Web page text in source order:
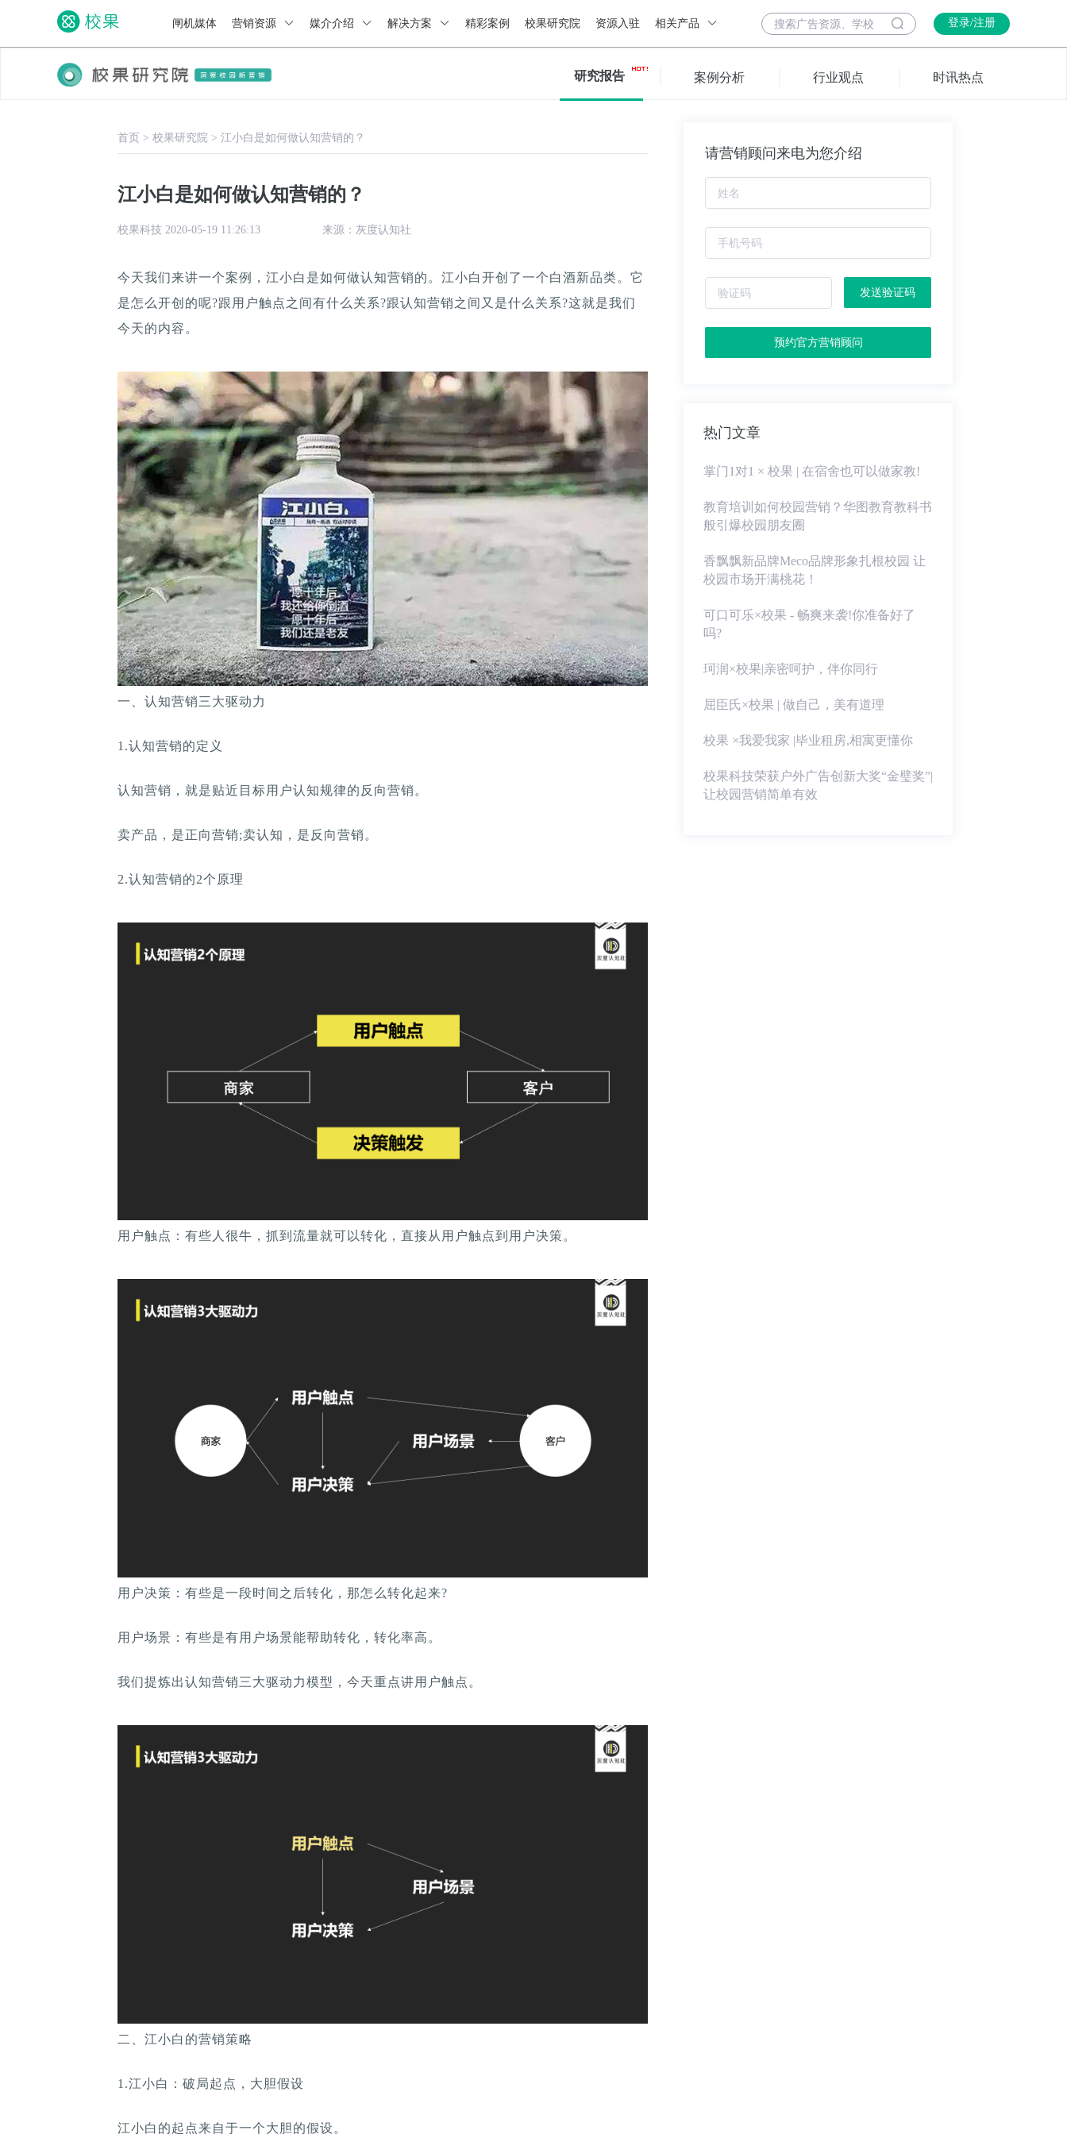
闸机媒体 营销资源 媒介介绍 解决方案 精彩案例 校果研究院 资源入驻 相关产品 登录/注册
研究报告 案例分析 行业观点 时讯热点
首页 > 校果研究院 > 江小白是如何做认知营销的？
江小白是如何做认知营销的？
校果科技 2020-05-19 11:26:13 来源：灰度认知社
今天我们来讲一个案例，江小白是如何做认知营销的。江小白开创了一个白酒新品类。它
是怎么开创的呢?跟用户触点之间有什么关系?跟认知营销之间又是什么关系?这就是我们
今天的内容。
一、认知营销三大驱动力
1.认知营销的定义
认知营销，就是贴近目标用户认知规律的反向营销。
卖产品，是正向营销;卖认知，是反向营销。
2.认知营销的2个原理
用户触点：有些人很牛，抓到流量就可以转化，直接从用户触点到用户决策。
用户决策：有些是一段时间之后转化，那怎么转化起来?
用户场景：有些是有用户场景能帮助转化，转化率高。
我们提炼出认知营销三大驱动力模型，今天重点讲用户触点。
二、江小白的营销策略
1.江小白：破局起点，大胆假设
江小白的起点来自于一个大胆的假设。
请营销顾问来电为您介绍
发送验证码
预约官方营销顾问
热门文章
掌门1对1 × 校果 | 在宿舍也可以做家教!
教育培训如何校园营销？华图教育教科书
般引爆校园朋友圈
香飘飘新品牌Meco品牌形象扎根校园 让
校园市场开满桃花！
可口可乐×校果 - 畅爽来袭!你准备好了
吗?
珂润×校果|亲密呵护，伴你同行
屈臣氏×校果 | 做自己，美有道理
校果 ×我爱我家 |毕业租房,相寓更懂你
校果科技荣获户外广告创新大奖“金璧奖”|
让校园营销简单有效